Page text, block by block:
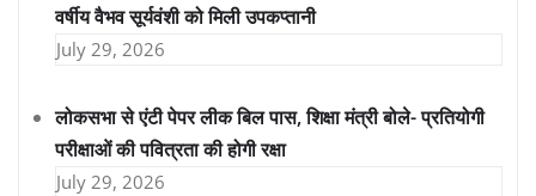
वर्षीय वैभव सूर्यवंशी को मिली उपकप्तानी
July 29, 2026
लोकसभा से एंटी पेपर लीक बिल पास, शिक्षा मंत्री बोले- प्रतियोगी
परीक्षाओं की पवित्रता की होगी रक्षा
July 29, 2026